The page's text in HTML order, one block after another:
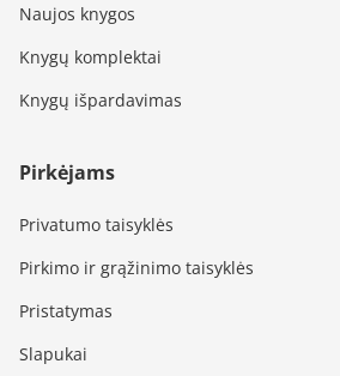
Naujos knygos
Knygų komplektai
Knygų išpardavimas
Pirkėjams
Privatumo taisyklės
Pirkimo ir grąžinimo taisyklės
Pristatymas
Slapukai